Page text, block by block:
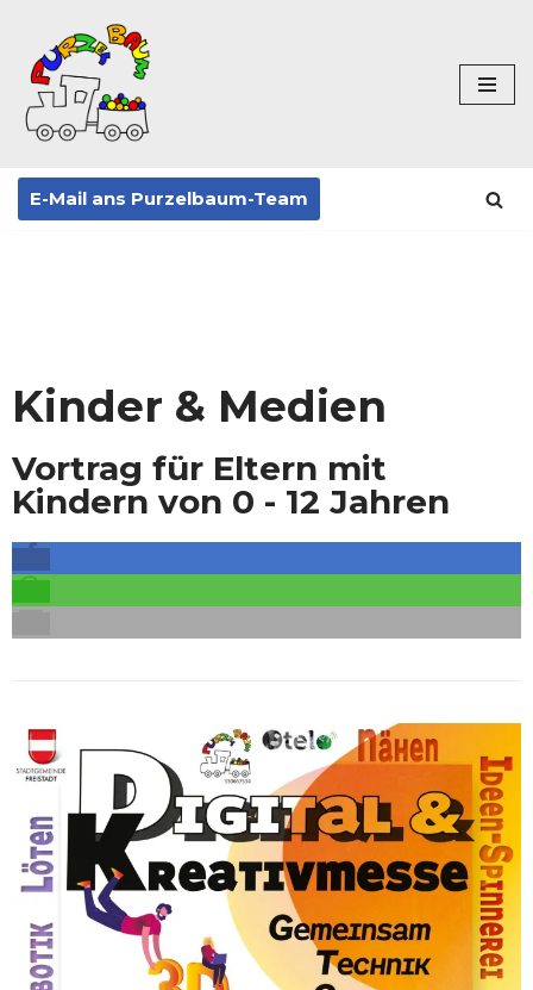
Zum
Inhalt
springen
E-Mail ans Purzelbaum-Team
Kinder & Medien
Vortrag für Eltern mit
Kindern von 0 - 12 Jahren